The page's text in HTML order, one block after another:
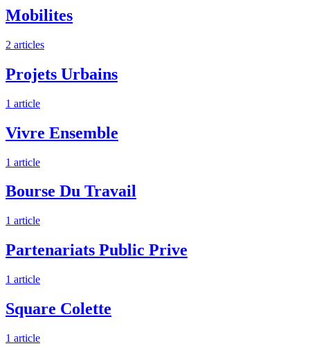
Mobilites
2 articles
Projets Urbains
1 article
Vivre Ensemble
1 article
Bourse Du Travail
1 article
Partenariats Public Prive
1 article
Square Colette
1 article